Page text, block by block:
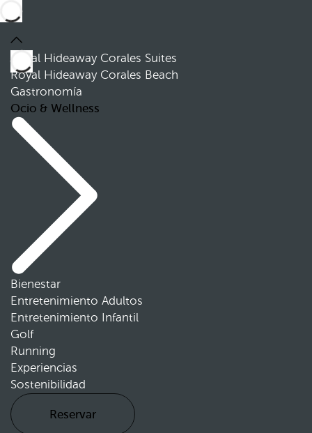
Royal Hideaway Corales Suites
Royal Hideaway Corales Beach
Gastronomía
Ocio & Wellness
Bienestar
Entretenimiento Adultos
Entretenimiento Infantil
Golf
Running
Experiencias
Sostenibilidad
Reservar